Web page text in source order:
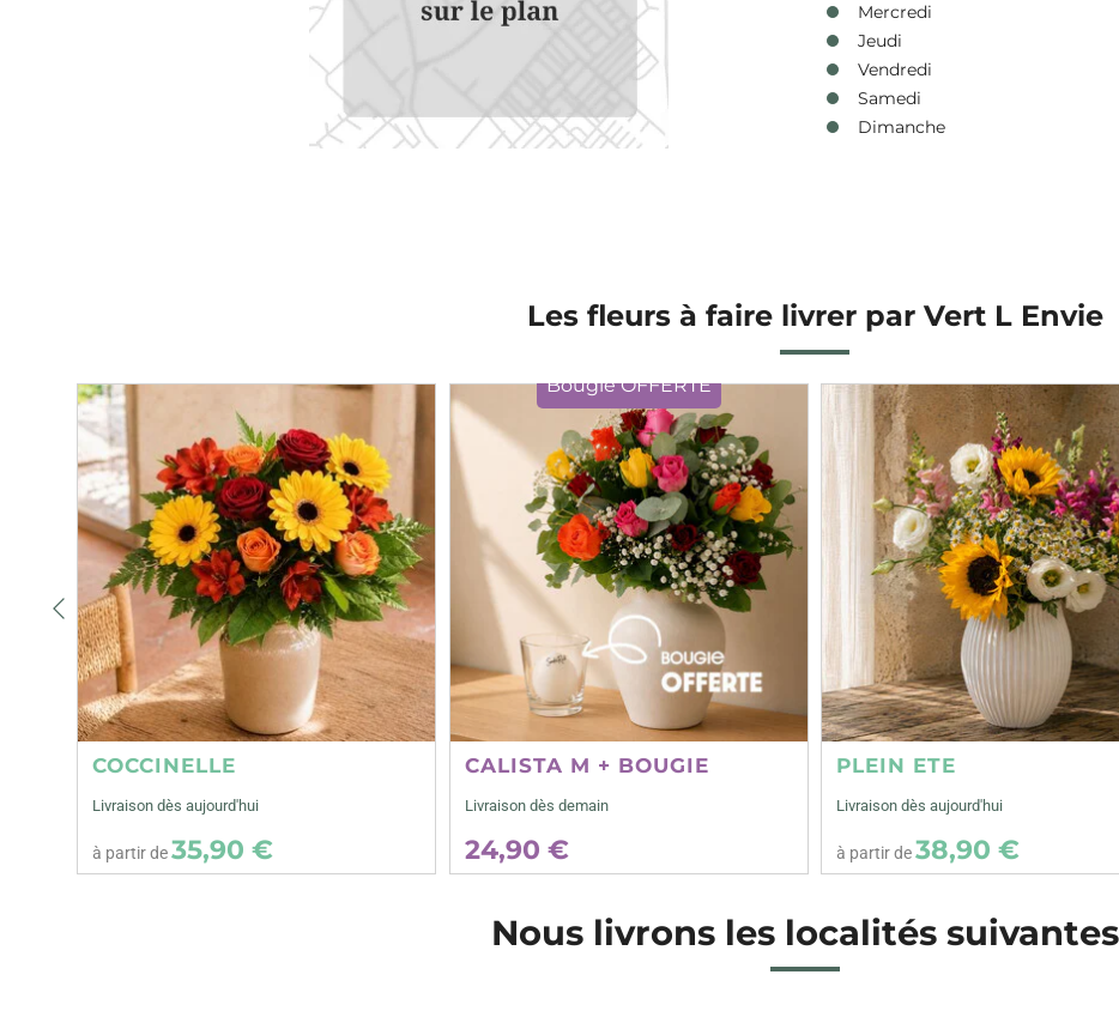
Mercredi
Jeudi
Vendredi
Samedi
Dimanche
Les fleurs à faire livrer par Vert L Envie
COCCINELLE
Livraison dès aujourd'hui
à partir de35,90 €
Bougie OFFERTE
CALISTA M + BOUGIE
Livraison dès demain
24,90 €
PLEIN ETE
Livraison dès aujourd'hui
à partir de38,90 €
Précédent
Nous livrons les localités suivantes